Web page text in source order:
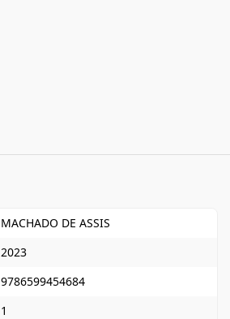
MACHADO DE ASSIS
2023
9786599454684
1